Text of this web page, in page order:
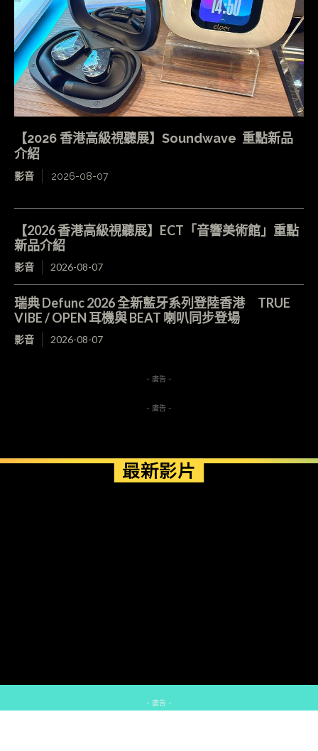
【2026 香港高級視聽展】Soundwave 重點新品
介紹
影音 2026-08-07
【2026 香港高級視聽展】ECT「音響美術館」重點
新品介紹
影音 2026-08-07
瑞典 Defunc 2026 全新藍牙系列登陸香港 TRUE
VIBE / OPEN 耳機與 BEAT 喇叭同步登場
影音 2026-08-07
- 廣告 -
- 廣告 -
最新影片
- 廣告 -